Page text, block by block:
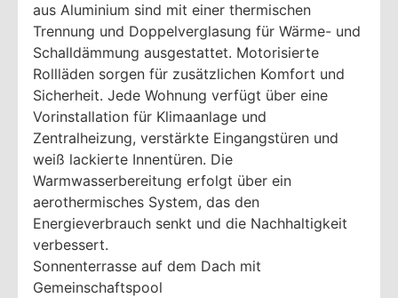
aus Aluminium sind mit einer thermischen
Trennung und Doppelverglasung für Wärme- und
Schalldämmung ausgestattet. Motorisierte
Rollläden sorgen für zusätzlichen Komfort und
Sicherheit. Jede Wohnung verfügt über eine
Vorinstallation für Klimaanlage und
Zentralheizung, verstärkte Eingangstüren und
weiß lackierte Innentüren. Die
Warmwasserbereitung erfolgt über ein
aerothermisches System, das den
Energieverbrauch senkt und die Nachhaltigkeit
verbessert.
Sonnenterrasse auf dem Dach mit
Gemeinschaftspool